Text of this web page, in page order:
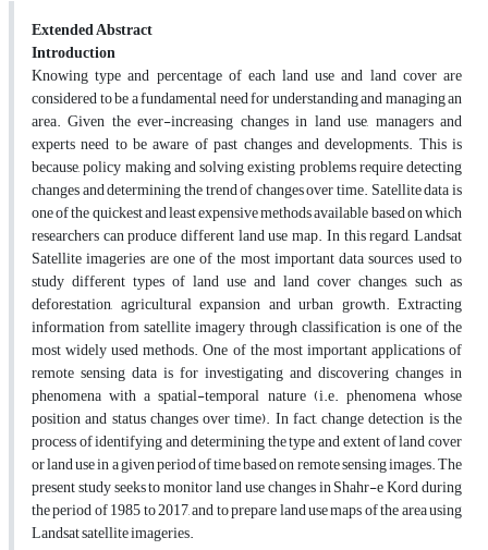
Extended Abstract
Introduction
Knowing type and percentage of each land use and land cover are
considered to be a fundamental need for understanding and managing an
area. Given the ever-increasing changes in land use, managers and
experts need to be aware of past changes and developments. This is
because, policy making and solving existing problems require detecting
changes and determining the trend of changes over time. Satellite data is
one of the quickest and least expensive methods available based on which
researchers can produce different land use map. In this regard, Landsat
Satellite imageries are one of the most important data sources used to
study different types of land use and land cover changes, such as
deforestation, agricultural expansion and urban growth. Extracting
information from satellite imagery through classification is one of the
most widely used methods. One of the most important applications of
remote sensing data is for investigating and discovering changes in
phenomena with a spatial-temporal nature (i.e. phenomena whose
position and status changes over time). In fact, change detection is the
process of identifying and determining the type and extent of land cover
or land use in a given period of time based on remote sensing images. The
present study seeks to monitor land use changes in Shahr-e Kord during
the period of 1985 to 2017, and to prepare land use maps of the area using
Landsat satellite imageries.